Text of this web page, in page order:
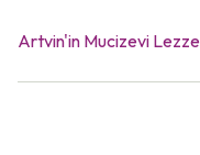
Artvin'in Mucizevi